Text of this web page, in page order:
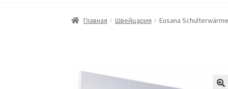
Главная Виды доставки Заказать товары
Главная Швейцария Eusana